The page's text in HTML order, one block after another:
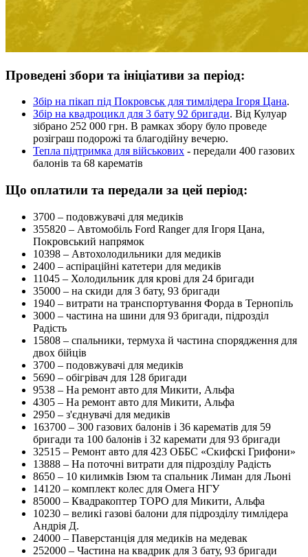
Проведені збори та ініціативи за період:
Збір на пікап під Покровськ для тимлідера Ігоря Цана.
Збір на квадроцикл для 3 бату 92 бригади. Від Кулуар
зібрано 252 000 грн. В рамках збору було проведе
розіграш подорожі та благодійну вечерю.
Тепла підтримка для військових - передали 400 газових
балонів та 68 карематів
Що оплатили та передали за цей період:
3700 – подовжувачі для медиків
355820 – Автомобіль Ford Ranger для Ігоря Цана,
Покровський напрямок
10398 – Автохолодильники для медиків
2400 – аспіраційні катетери для медиків
11045 – Холодильник для крові для 24 бригади
35000 – на скиди для 3 бату, 93 бригади
1940 – витрати на транспортування Форда в Тернопіль
3000 – частина на шини для 93 бригади, підрозділ
Радість
15808 – спальники, термуха й частина спорядження для
двох бійців
3700 – подовжувачі для медиків
5690 – обігрівач для 128 бригади
9538 – На ремонт авто для Микити, Альфа
4305 – На ремонт авто для Микити, Альфа
2950 – з'єднувачі для медиків
163700 – 300 газових балонів і 36 карематів для 59
бригади та 100 балонів і 32 каремати для 93 бригади
32515 – Ремонт авто для 423 ОББС «Скифскі Грифони»
13888 – На поточні витрати для підрозділу Радість
8650 – 10 килимків Ізюм та спальник Лиман для Льоні
14120 – комплект колес для Омега НГУ
85000 – Квадракоптер ТОРО для Микити, Альфа
10230 – великі газові балони для підрозділу тимлідера
Андрія Д.
24000 – Паверстанція для медиків на медевак
252000 – Частина на квадрик для 3 бату, 93 бригади